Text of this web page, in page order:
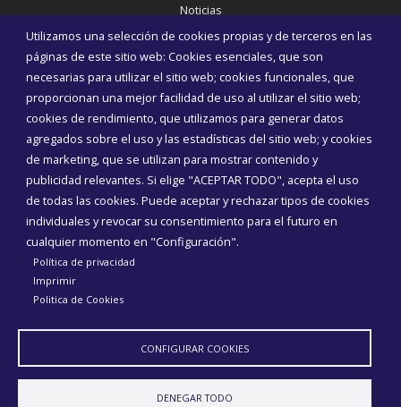
Utilizamos una selección de cookies propias y de terceros en las
páginas de este sitio web: Cookies esenciales, que son
necesarias para utilizar el sitio web; cookies funcionales, que
proporcionan una mejor facilidad de uso al utilizar el sitio web;
cookies de rendimiento, que utilizamos para generar datos
agregados sobre el uso y las estadísticas del sitio web; y cookies
de marketing, que se utilizan para mostrar contenido y
publicidad relevantes. Si elige "ACEPTAR TODO", acepta el uso
de todas las cookies. Puede aceptar y rechazar tipos de cookies
individuales y revocar su consentimiento para el futuro en
cualquier momento en "Configuración".
Política de privacidad
Imprimir
Politica de Cookies
CONFIGURAR COOKIES
DENEGAR TODO
Noticias
Eventos
Corporación Municipal
Teléfonos de interés
INICIAR SESIÓN
MAPA WEB